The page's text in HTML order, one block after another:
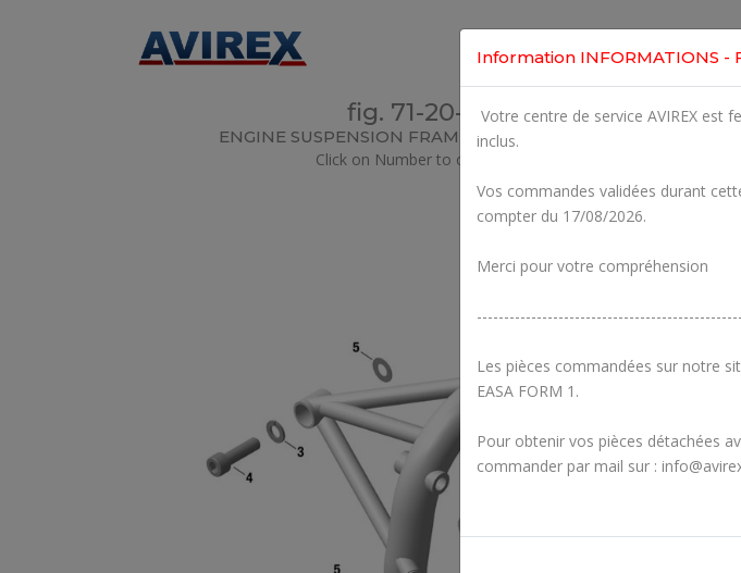
fig. 71-20-00
ENGINE SUSPENSION FRAME For ROTAX 914UL
Click on Number to order Part
Information INFORMATIONS -
Votre centre de service AVIREX est
inclus.
Vos commandes validées durant
compter du 17/08/2026.
Merci pour votre compréhension
Les pièces commandées sur notre
EASA FORM 1.
Pour obtenir vos pièces détachées
commander par mail sur :